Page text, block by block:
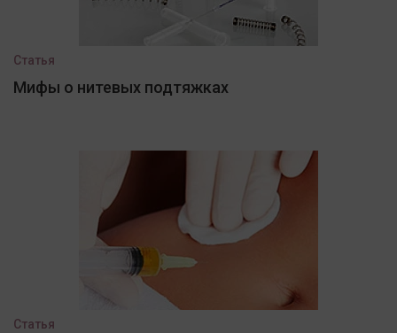
Статья
Мифы о нитевых подтяжках
Статья